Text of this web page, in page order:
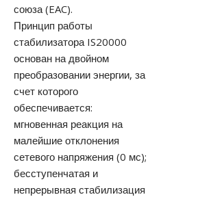
союза (EAC).
Принцип работы
стабилизатора IS20000
основан на двойном
преобразовании энергии, за
счет которого
обеспечивается:
мгновенная реакция на
малейшие отклонения
сетевого напряжения (0 мс);
бесступенчатая и
непрерывная стабилизация